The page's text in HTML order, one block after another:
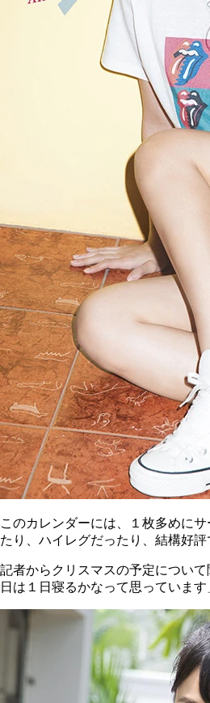
このカレンダーには、１枚多めに
たり、ハイレグだったり、結構好
記者からクリスマスの予定につい
日は１日寝るかなって思っていま